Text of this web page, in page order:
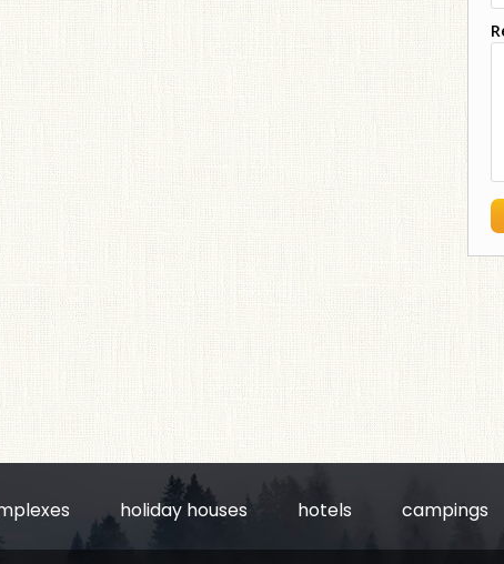
holiday houses hotels campings